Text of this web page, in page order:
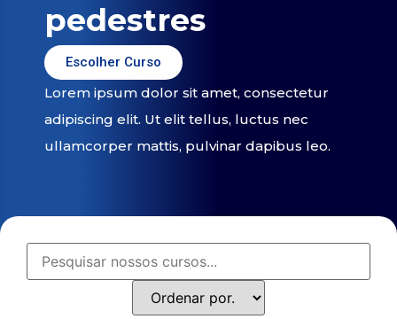
pedestres
Escolher Curso
Lorem ipsum dolor sit amet, consectetur
adipiscing elit. Ut elit tellus, luctus nec
ullamcorper mattis, pulvinar dapibus leo.